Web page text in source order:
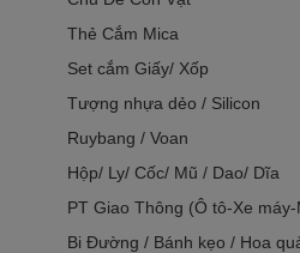
Thẻ Cắm Mica
Set cắm Giấy/ Xốp
Tượng nhựa dẻo / Silicon
Ruybang / Voan
Hộp/ Ly/ Cốc/ Mũ / Dao/ Dĩa
PT Giao Thông (Ô tô-Xe máy-
Bi Đường / Bánh kẹo / Hoa